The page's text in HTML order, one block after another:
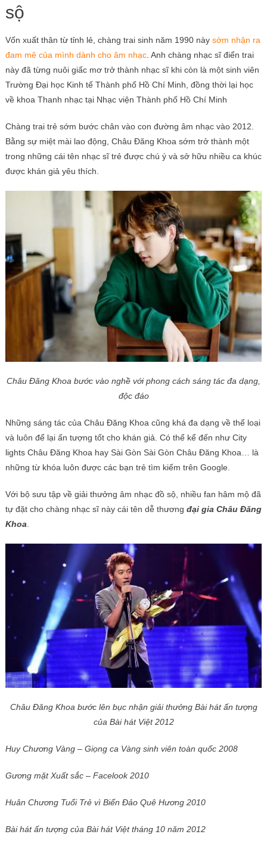
sộ
Vốn xuất thân từ tỉnh lẻ, chàng trai sinh năm 1990 này sớm nhận ra
đam mê của mình dành cho âm nhạc. Anh chàng nhạc sĩ điển trai
này đã từng nuôi giấc mơ trở thành nhạc sĩ khi còn là một sinh viên
Trường Đại học Kinh tế Thành phố Hồ Chí Minh, đồng thời lại học
về khoa Thanh nhạc tại Nhạc viện Thành phố Hồ Chí Minh
Chàng trai trẻ sớm bước chân vào con đường âm nhạc vào 2012.
Bằng sự miệt mài lao động, Châu Đăng Khoa sớm trở thành một
trong những cái tên nhạc sĩ trẻ được chú ý và sở hữu nhiều ca khúc
được khán giả yêu thích.
Châu Đăng Khoa bước vào nghề với phong cách sáng tác đa dạng,
độc đáo
Những sáng tác của Châu Đăng Khoa cũng khá đa dạng về thể loại
và luôn để lại ấn tượng tốt cho khán giả. Có thể kể đến như City
lights Châu Đăng Khoa hay Sài Gòn Sài Gòn Châu Đăng Khoa… là
những từ khóa luôn được các bạn trẻ tìm kiếm trên Google.
Với bộ sưu tập về giải thưởng âm nhạc đồ sộ, nhiều fan hâm mộ đã
tự đặt cho chàng nhạc sĩ này cái tên dễ thương đại gia Châu Đăng
Khoa
Châu Đăng Khoa bước lên bục nhận giải thưởng Bài hát ấn tượng
của Bài hát Việt 2012
Huy Chương Vàng – Giọng ca Vàng sinh viên toàn quốc 2008
Gương mặt Xuất sắc – Facelook 2010
Huân Chương Tuổi Trẻ vì Biển Đảo Quê Hương 2010
Bài hát ấn tượng của Bài hát Việt tháng 10 năm 2012